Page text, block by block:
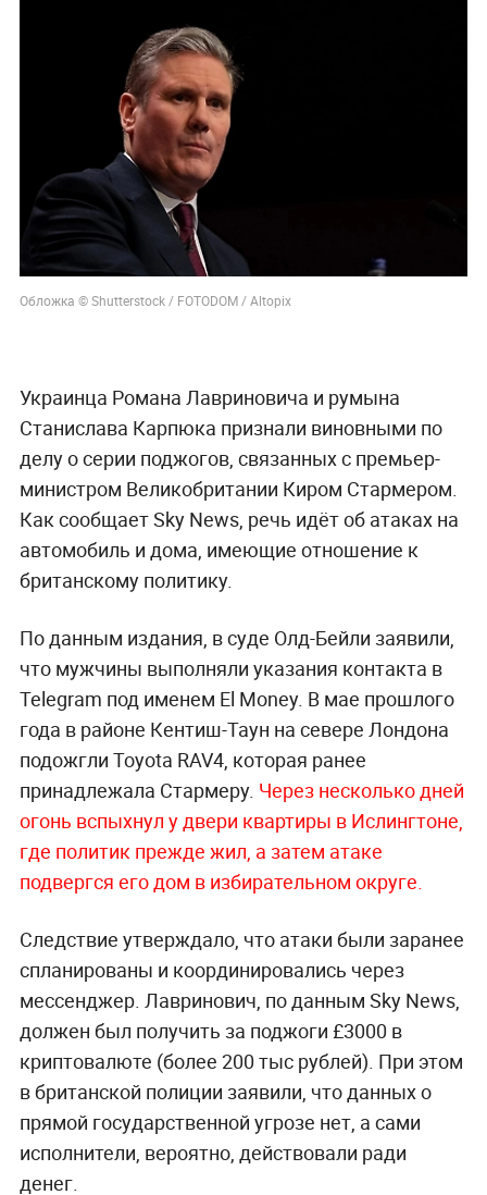
Обложка © Shutterstock / FOTODOM / Altopix
Украинца Романа Лавриновича и румына
Станислава Карпюка признали виновными по
делу о серии поджогов, связанных с премьер-
министром Великобритании Киром Стармером.
Как сообщает Sky News, речь идёт об атаках на
автомобиль и дома, имеющие отношение к
британскому политику.
По данным издания, в суде Олд-Бейли заявили,
что мужчины выполняли указания контакта в
Telegram под именем El Money. В мае прошлого
года в районе Кентиш-Таун на севере Лондона
подожгли Toyota RAV4, которая ранее
принадлежала Стармеру. Через несколько дней
огонь вспыхнул у двери квартиры в Ислингтоне,
где политик прежде жил, а затем атаке
подвергся его дом в избирательном округе.
Следствие утверждало, что атаки были заранее
спланированы и координировались через
мессенджер. Лавринович, по данным Sky News,
должен был получить за поджоги £3000 в
криптовалюте (более 200 тыс рублей). При этом
в британской полиции заявили, что данных о
прямой государственной угрозе нет, а сами
исполнители, вероятно, действовали ради
денег.